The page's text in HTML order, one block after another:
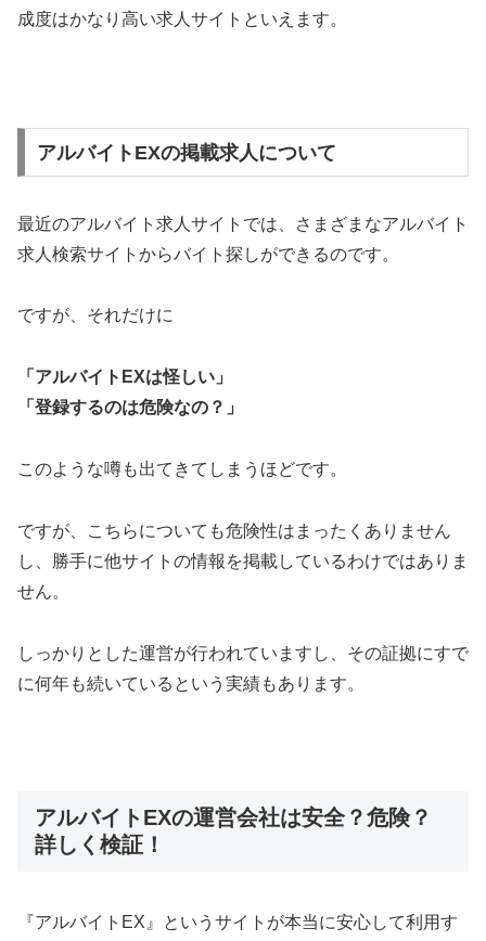
成度はかなり高い求人サイトといえます。
アルバイトEXの掲載求人について
最近のアルバイト求人サイトでは、さまざまなアルバイト
求人検索サイトからバイト探しができるのです。
ですが、それだけに
「アルバイトEXは怪しい」
「登録するのは危険なの？」
このような噂も出てきてしまうほどです。
ですが、こちらについても危険性はまったくありません
し、勝手に他サイトの情報を掲載しているわけではありま
せん。
しっかりとした運営が行われていますし、その証拠にすで
に何年も続いているという実績もあります。
アルバイトEXの運営会社は安全？危険？
詳しく検証！
『アルバイトEX』というサイトが本当に安心して利用す